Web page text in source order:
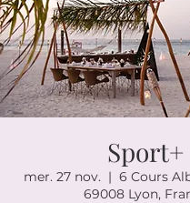
Sport+
mer. 27 nov.
  |
6 Cours
69008 Lyon,